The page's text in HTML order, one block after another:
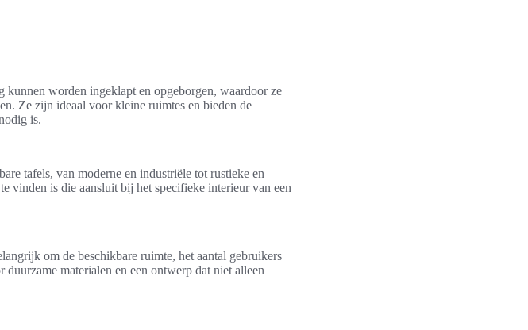
worden ingeklapt en opgeborgen, waardoor ze
Ze zijn ideaal voor kleine ruimtes en bieden de
is.
tafels, van moderne en industriële tot rustieke en
vinden is die aansluit bij het specifieke interieur van een
om de beschikbare ruimte, het aantal gebruikers
materialen en een ontwerp dat niet alleen